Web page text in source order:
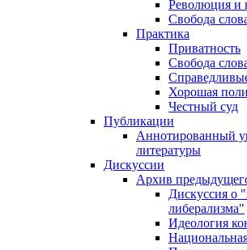
Революция и
Свобода
Практика
Приватность
Свобода
Хорошая
Честный суд
Публикации
Аннотированный
литературы
Дискуссии
Архив
Дискуссия о
либерализма"
Идеология